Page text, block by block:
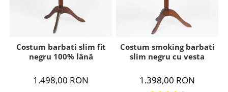
Costum barbati slim fit
negru 100% lână
1.498,00 RON
Costum smoking barbati
slim negru cu vesta
1.398,00 RON